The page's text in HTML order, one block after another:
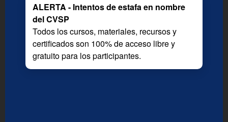
ALERTA - Intentos de estafa en nombre
del CVSP
Todos los cursos, materiales, recursos y
certificados son 100% de acceso libre y
gratuito para los participantes.